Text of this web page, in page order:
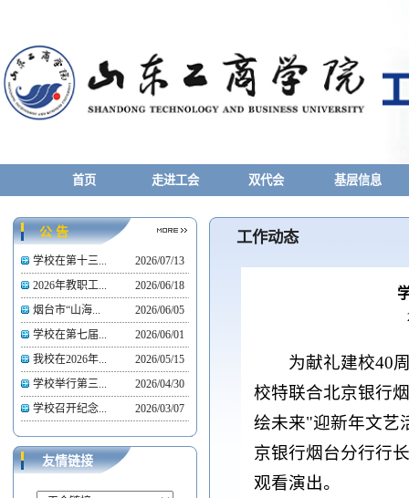
首页 走进工会 双代会 基层信息
公 告
学校在第十三...
2026/07/13
2026年教职工...
2026/06/18
烟台市“山海...
2026/06/05
学校在第七届...
2026/06/01
我校在2026年...
2026/05/15
学校举行第三...
2026/04/30
学校召开纪念...
2026/03/07
友情链接
工作动态
为献礼建校40
校特联合北京银行
绘未来"迎新年文艺
京银行烟台分行行
观看演出。